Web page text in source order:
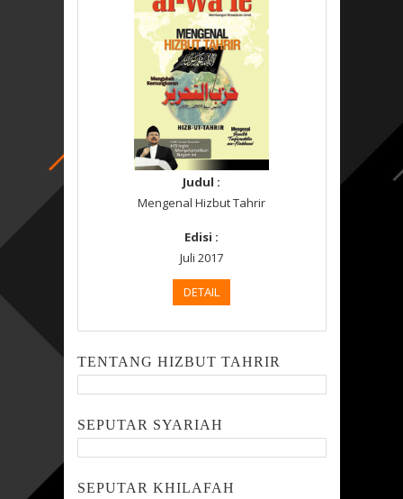
Judul :
Mengenal Hizbut Tahrir
Edisi :
Juli 2017
DETAIL
TENTANG HIZBUT TAHRIR
SEPUTAR SYARIAH
SEPUTAR KHILAFAH